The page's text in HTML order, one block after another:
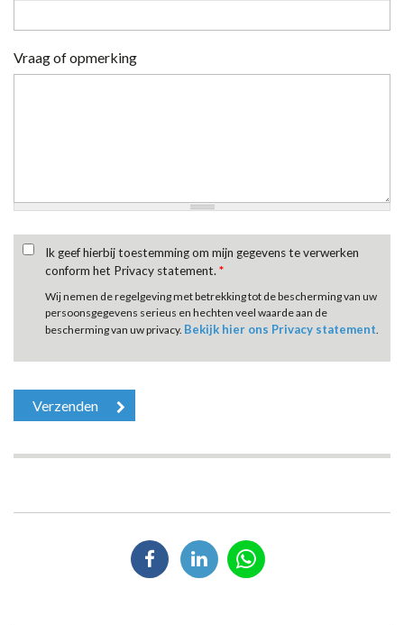
Vraag of opmerking
Ik geef hierbij toestemming om mijn gegevens te verwerken
conform het Privacy statement. *
Wij nemen de regelgeving met betrekking tot de bescherming van uw
persoonsgegevens serieus en hechten veel waarde aan de
bescherming van uw privacy. Bekijk hier ons Privacy statement